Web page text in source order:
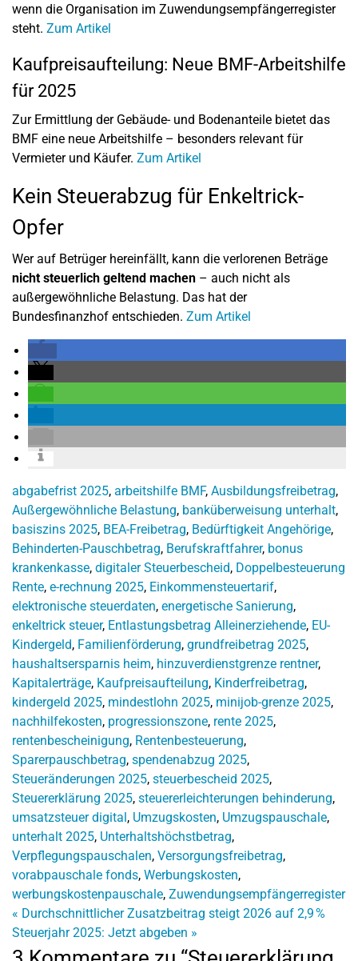
wenn die Organisation im Zuwendungsempfängerregister
steht. Zum Artikel
Kaufpreisaufteilung: Neue BMF-Arbeitshilfe
für 2025
Zur Ermittlung der Gebäude- und Bodenanteile bietet das
BMF eine neue Arbeitshilfe – besonders relevant für
Vermieter und Käufer. Zum Artikel
Kein Steuerabzug für Enkeltrick-
Opfer
Wer auf Betrüger hereinfällt, kann die verlorenen Beträge
nicht steuerlich geltend machen – auch nicht als
außergewöhnliche Belastung. Das hat der
Bundesfinanzhof entschieden. Zum Artikel
abgabefrist 2025, arbeitshilfe BMF, Ausbildungsfreibetrag,
Außergewöhnliche Belastung, banküberweisung unterhalt,
basiszins 2025, BEA-Freibetrag, Bedürftigkeit Angehörige,
Behinderten-Pauschbetrag, Berufskraftfahrer, bonus
krankenkasse, digitaler Steuerbescheid, Doppelbesteuerung
Rente, e-rechnung 2025, Einkommensteuertarif,
elektronische steuerdaten, energetische Sanierung,
enkeltrick steuer, Entlastungsbetrag Alleinerziehende, EU-
Kindergeld, Familienförderung, grundfreibetrag 2025,
haushaltsersparnis heim, hinzuverdienstgrenze rentner,
Kapitalerträge, Kaufpreisaufteilung, Kinderfreibetrag,
kindergeld 2025, mindestlohn 2025, minijob-grenze 2025,
nachhilfekosten, progressionszone, rente 2025,
rentenbescheinigung, Rentenbesteuerung,
Sparerpauschbetrag, spendenabzug 2025,
Steueränderungen 2025, steuerbescheid 2025,
Steuererklärung 2025, steuererleichterungen behinderung,
umsatzsteuer digital, Umzugskosten, Umzugspauschale,
unterhalt 2025, Unterhaltshöchstbetrag,
Verpflegungspauschalen, Versorgungsfreibetrag,
vorabpauschale fonds, Werbungskosten,
werbungskostenpauschale, Zuwendungsempfängerregister
« Durchschnittlicher Zusatzbeitrag steigt 2026 auf 2,9 %
Steuerjahr 2025: Jetzt abgeben »